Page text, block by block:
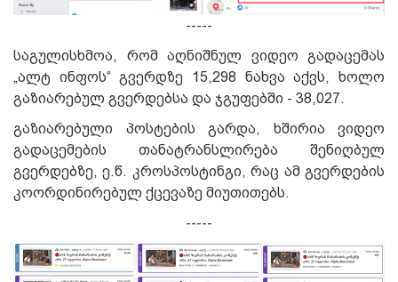
-----
საგულისხმოა, რომ აღნიშნულ ვიდეო გადაცემას
„ალტ ინფოს“ გვერდზე 15,298 ნახვა აქვს, ხოლო
გაზიარებულ გვერდებსა და ჯგუფებში - 38,027.
გაზიარებული პოსტების გარდა, ხშირია ვიდეო
გადაცემების თანატრანსლირება შენიღბულ
გვერდებზე, ე.წ. კროსპოსტინგი, რაც ამ გვერდების
კოორდინირებულ ქცევაზე მიუთითებს.
-----